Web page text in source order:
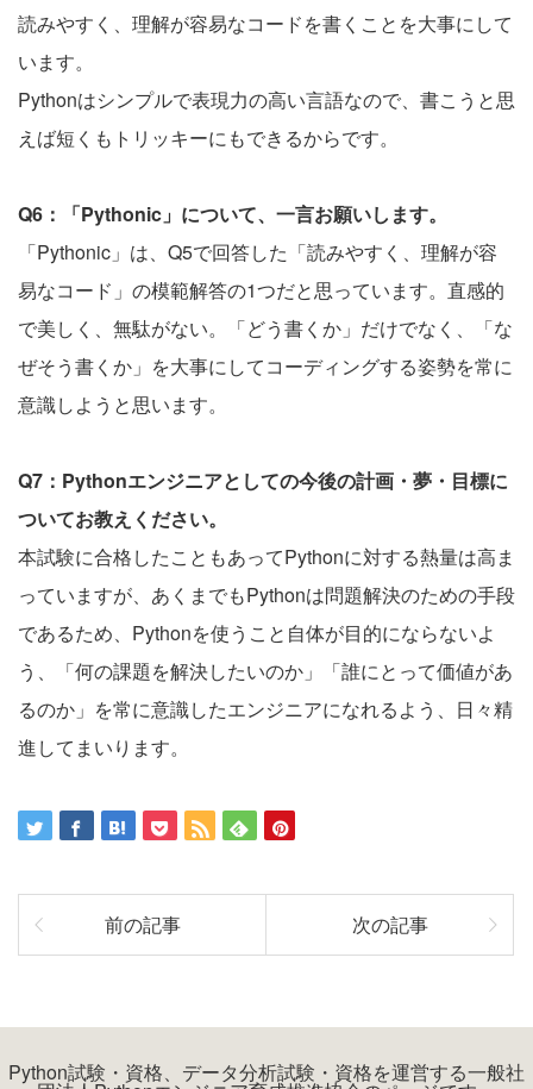
読みやすく、理解が容易なコードを書くことを大事にして
います。
Pythonはシンプルで表現力の高い言語なので、書こうと思
えば短くもトリッキーにもできるからです。
Q6：「Pythonic」について、一言お願いします。
「Pythonic」は、Q5で回答した「読みやすく、理解が容
易なコード」の模範解答の1つだと思っています。直感的
で美しく、無駄がない。「どう書くか」だけでなく、「な
ぜそう書くか」を大事にしてコーディングする姿勢を常に
意識しようと思います。
Q7：Pythonエンジニアとしての今後の計画・夢・目標に
ついてお教えください。
本試験に合格したこともあってPythonに対する熱量は高ま
っていますが、あくまでもPythonは問題解決のための手段
であるため、Pythonを使うこと自体が目的にならないよ
う、「何の課題を解決したいのか」「誰にとって価値があ
るのか」を常に意識したエンジニアになれるよう、日々精
進してまいります。
前の記事 次の記事
Python試験・資格、データ分析試験・資格を運営する一般社